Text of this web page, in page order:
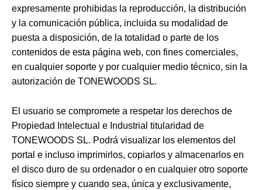
expresamente prohibidas la reproducción, la distribución
y la comunicación pública, incluida su modalidad de
puesta a disposición, de la totalidad o parte de los
contenidos de esta página web, con fines comerciales,
en cualquier soporte y por cualquier medio técnico, sin la
autorización de TONEWOODS SL.
El usuario se compromete a respetar los derechos de
Propiedad Intelectual e Industrial titularidad de
TONEWOODS SL. Podrá visualizar los elementos del
portal e incluso imprimirlos, copiarlos y almacenarlos en
el disco duro de su ordenador o en cualquier otro soporte
físico siempre y cuando sea, única y exclusivamente,